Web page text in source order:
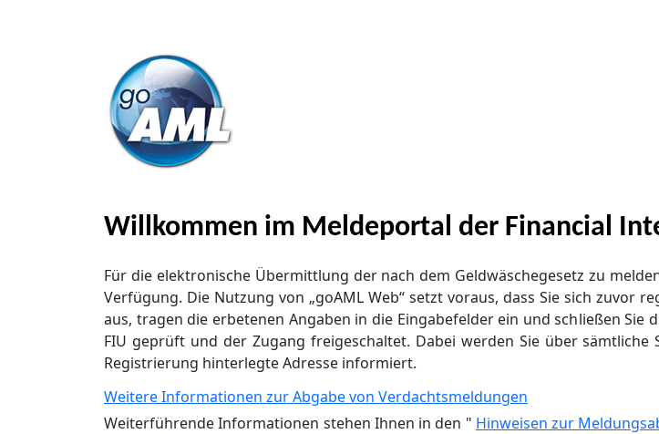
Willkommen im Meldeportal der Financial
Für die elektronische Übermittlung der nach dem Geldwäschegesetz zu
Verfügung. Die Nutzung von „goAML Web“ setzt voraus, dass Sie sich zuvor
aus, tragen die erbetenen Angaben in die Eingabefelder ein und schließen
FIU geprüft und der Zugang freigeschaltet. Dabei werden Sie über
Registrierung hinterlegte Adresse informiert.
Weitere Informationen zur Abgabe von Verdachtsmeldungen
Weiterführende Informationen stehen Ihnen in den " Hinweisen zur